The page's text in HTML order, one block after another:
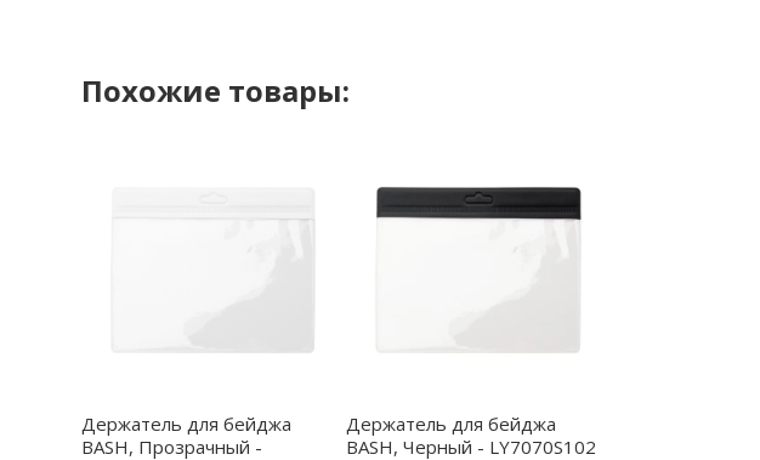
Похожие товары:
Держатель для бейджа
BASH, Прозрачный -
Держатель для бейджа
BASH, Черный - LY7070S102